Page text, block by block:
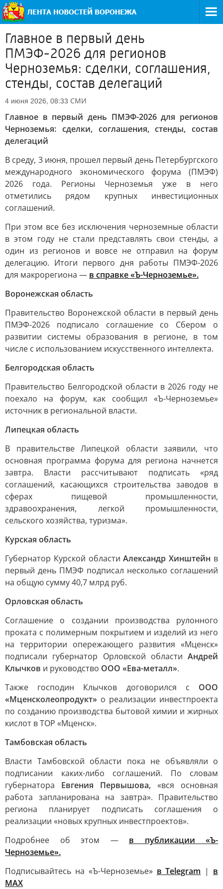
Главное в первый день
ПМЭФ-2026 для регионов
Черноземья: сделки, соглашения,
стенды, состав делегаций
4 июня 2026, 08:33 СМИ
Главное в первый день ПМЭФ-2026 для регионов
Черноземья: сделки, соглашения, стенды, состав
делегаций
В среду, 3 июня, прошел первый день Петербургского
международного экономического форума (ПМЭФ)
2026 года. Регионы Черноземья уже в него
отметились рядом крупных инвестиционных
соглашений.
При этом все без исключения черноземные области
в этом году не стали представлять свои стенды, а
один из регионов и вовсе не отправил на форум
делегацию. Итоги первого дня работы ПМЭФ-2026
для макрорегиона — в справке «Ъ-Черноземье».
Воронежская область
Правительство Воронежской области в первый день
ПМЭФ-2026 подписало соглашение со Сбером о
развитии системы образования в регионе, в том
числе с использованием искусственного интеллекта.
Белгородская область
Правительство Белгородской области в 2026 году не
поехало на форум, как сообщил «Ъ-Черноземье»
источник в региональной власти.
Липецкая область
В правительстве Липецкой области заявили, что
основная программа форума для региона начнется
завтра. Власти рассчитывают подписать «ряд
соглашений, касающихся строительства заводов в
сферах пищевой промышленности,
здравоохранения, легкой промышленности,
сельского хозяйства, туризма».
Курская область
Губернатор Курской областиАлександр Хинштейн в
первый день ПМЭФ подписал несколько соглашений
на общую сумму 40,7 млрд руб.
Орловская область
Соглашение о создании производства рулонного
проката с полимерным покрытием и изделий из него
на территории опережающего развития «Мценск»
подписали губернатор Орловской области Андрей
Клычков и руководство ООО «Ева-металл».
Также господин Клычков договорился с ООО
«Мценсколеопродукт» о реализации инвестпроекта
по созданию производства бытовой химии и жирных
кислот в ТОР «Мценск».
Тамбовская область
Власти Тамбовской области пока не объявляли о
подписании каких-либо соглашений. По словам
губернатора Евгения Первышова, «вся основная
работа запланирована на завтра». Правительство
региона планирует подписать соглашения о
реализации «новых крупных инвестпроектов».
Подробнее об этом — в публикации «Ъ-
Черноземье».
Подписывайтесь на «Ъ-Черноземье» в Telegram | в
MAX